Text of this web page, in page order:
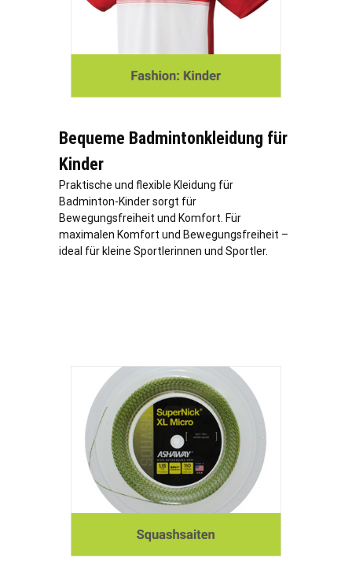
Bequeme Badmintonkleidung für
Kinder
Praktische und flexible Kleidung für
Badminton-Kinder sorgt für
Bewegungsfreiheit und Komfort. Für
maximalen Komfort und Bewegungsfreiheit –
ideal für kleine Sportlerinnen und Sportler.